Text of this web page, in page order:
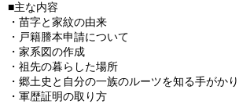
■主な内容
・苗字と家紋の由来
・戸籍謄本申請について
・家系図の作成
・祖先の暮らした場所
・郷土史と自分の一族のルーツを知る手がかり
・軍歴証明の取り方